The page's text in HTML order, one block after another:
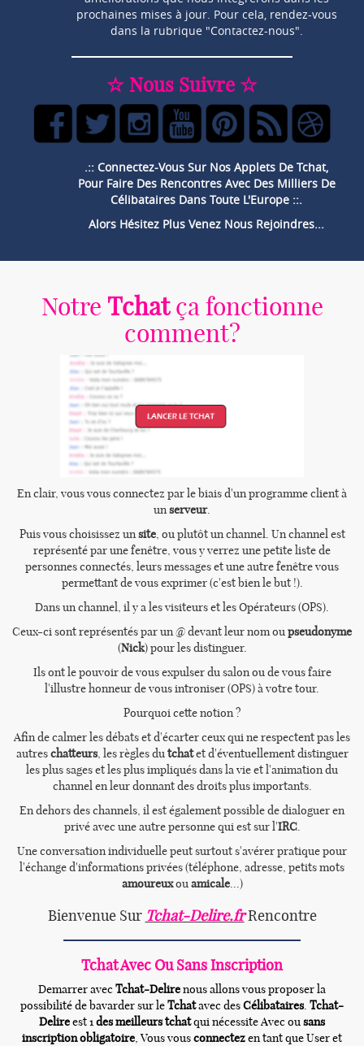
prochaines mises à jour. Pour cela, rendez-vous
dans la rubrique "Contactez-nous".
☆ Nous Suivre ☆
.:: Connectez-Vous Sur Nos Applets De Tchat,
Pour Faire Des Rencontres Avec Des Milliers De
Célibataires Dans Toute L'Europe ::.
Alors Hésitez Plus Venez Nous Rejoindres...
Notre Tchatça fonctionne
comment?
En clair, vous vous connectez par le biais d'un programme client à
unserveur.
Puis vous choisissez unsite, ou plutôt un channel. Un channel est
représenté par une fenêtre, vous y verrez une petite liste de
personnes connectés, leurs messages et une autre fenêtre vous
permettant de vous exprimer (c'est bien le but !).
Dans un channel, il y a les visiteurs et les Opérateurs (OPS).
Ceux-ci sont représentés par un @ devant leur nom oupseudonyme
(Nick) pour les distinguer.
Ils ont le pouvoir de vous expulser du salon ou de vous faire
l'illustre honneur de vous introniser (OPS) à votre tour.
Pourquoi cette notion ?
Afin de calmer les débats et d'écarter ceux qui ne respectent pas les
autreschatteurs, les règles dutchatet d'éventuellement distinguer
les plus sages et les plus impliqués dans la vie et l'animation du
channel en leur donnant des droits plus importants.
En dehors des channels, il est également possible de dialoguer en
privé avec une autre personne qui est sur l'IRC.
Une conversation individuelle peut surtout s'avérer pratique pour
l'échange d'informations privées (téléphone, adresse, petits mots
amoureuxouamicale...)
Bienvenue Sur Tchat-Delire.frRencontre
Tchat Avec Ou Sans Inscription
Demarrer avecTchat-Delirenous allons vous proposer la
possibilité de bavarder sur leTchatavec desCélibataires. Tchat-
Delireest 1des meilleurs tchatqui nécessite Avec ousans
inscription obligatoire, Vous vousconnectezen tant que User et